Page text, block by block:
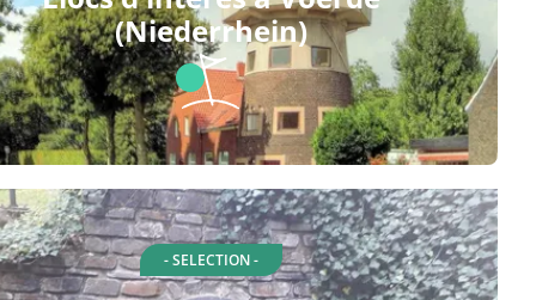
(Niederrhein)
- SELECTION -